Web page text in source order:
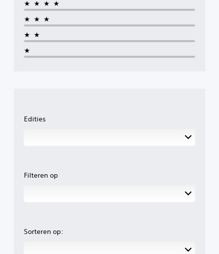
★★★★
★★★
★★
★
Edities
Filteren op
Sorteren op: